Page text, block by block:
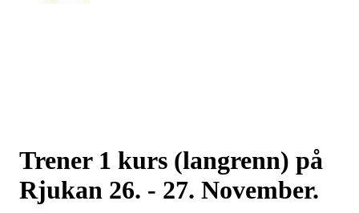
Trener 1 kurs (langrenn) på
Rjukan 26. - 27. November.